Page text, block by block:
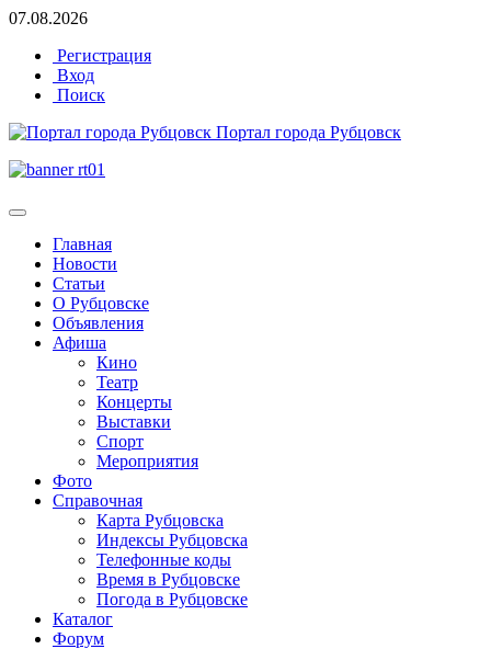
07.08.2026
Регистрация
Вход
Поиск
Портал города Рубцовск
Главная
Новости
Статьи
О Рубцовске
Объявления
Афиша
Кино
Театр
Концерты
Выставки
Спорт
Мероприятия
Фото
Справочная
Карта Рубцовска
Индексы Рубцовска
Телефонные коды
Время в Рубцовске
Погода в Рубцовске
Каталог
Форум